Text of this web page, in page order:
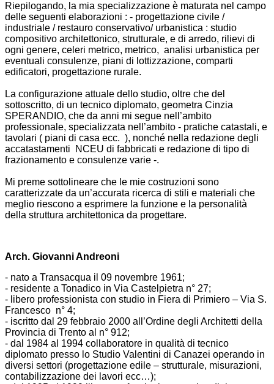
Riepilogando, la mia specializzazione è maturata nel campo
delle seguenti elaborazioni : - progettazione civile /
industriale / restauro conservativo/ urbanistica : studio
compositivo architettonico, strutturale, e di arredo, rilievi di
ogni genere, celeri metrico, metrico, analisi urbanistica per
eventuali consulenze, piani di lottizzazione, comparti
edificatori, progettazione rurale.
La configurazione attuale dello studio, oltre che del
sottoscritto, di un tecnico diplomato, geometra Cinzia
SPERANDIO, che da anni mi segue nell’ambito
professionale, specializzata nell’ambito - pratiche catastali, e
tavolari ( piani di casa ecc. ), nonché nella redazione degli
accatastamenti NCEU di fabbricati e redazione di tipo di
frazionamento e consulenze varie -.
Mi preme sottolineare che le mie costruzioni sono
caratterizzate da un’accurata ricerca di stili e materiali che
meglio riescono a esprimere la funzione e la personalità
della struttura architettonica da progettare.
Arch. Giovanni Andreoni
- nato a Transacqua il 09 novembre 1961;
- residente a Tonadico in Via Castelpietra n° 27;
- libero professionista con studio in Fiera di Primiero – Via S.
Francesco n° 4;
- iscritto dal 29 febbraio 2000 all’Ordine degli Architetti della
Provincia di Trento al n° 912;
- dal 1984 al 1994 collaboratore in qualità di tecnico
diplomato presso lo Studio Valentini di Canazei operando in
diversi settori (progettazione edile – strutturale, misurazioni,
contabilizzazione dei lavori ecc…);